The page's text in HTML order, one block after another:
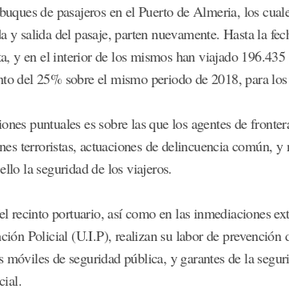
de pasajeros en el Puerto de Almeria, los
y salida del pasaje, parten nuevamente. Hasta la
y en el interior de los mismos han viajado
del 25% sobre el mismo periodo de 2018, para
puntuales es sobre las que los agentes de
terroristas, actuaciones de delincuencia común,
la seguridad de los viajeros.
recinto portuario, así como en las inmediaciones
Policial (U.I.P), realizan su labor de prevención
de seguridad pública, y garantes de la